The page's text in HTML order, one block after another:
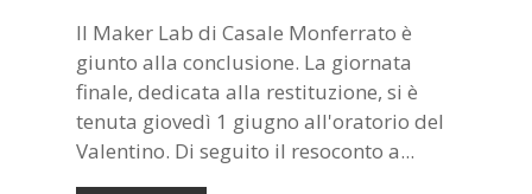
Il Maker Lab di Casale Monferrato è
giunto alla conclusione. La giornata
finale, dedicata alla restituzione, si è
tenuta giovedì 1 giugno all'oratorio del
Valentino. Di seguito il resoconto a...